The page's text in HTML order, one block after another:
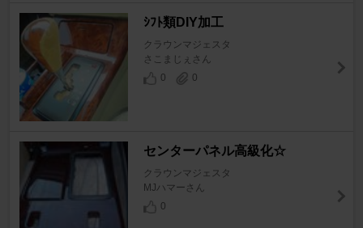
ｼﾌﾄ類DIY加工
クラウンマジェスタ
さこまじぇさん
0
0
センターパネル高級化☆
クラウンマジェスタ
MJハマーさん
0